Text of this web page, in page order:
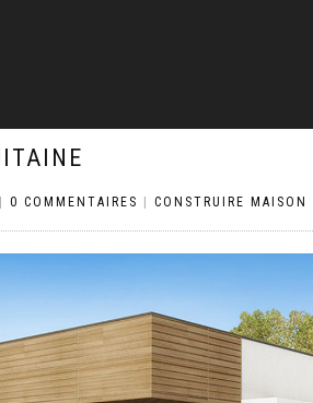
0 COMMENTAIRES CONSTRUIRE MAISON